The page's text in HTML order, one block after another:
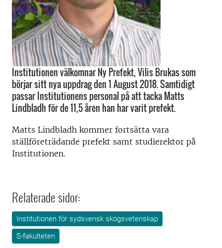
Institutionen välkomnar Ny Prefekt, Vilis Brukas som
börjar sitt nya uppdrag den 1 August 2018. Samtidigt
passar Institutionens personal på att tacka Matts
Lindbladh för de 11,5 åren han har varit prefekt.
Matts Lindbladh kommer fortsätta vara
ställföreträdande prefekt samt studierektor på
Institutionen.
Relaterade sidor:
Institutionen för sydsvensk skogsvetenskap
S-fakulteten